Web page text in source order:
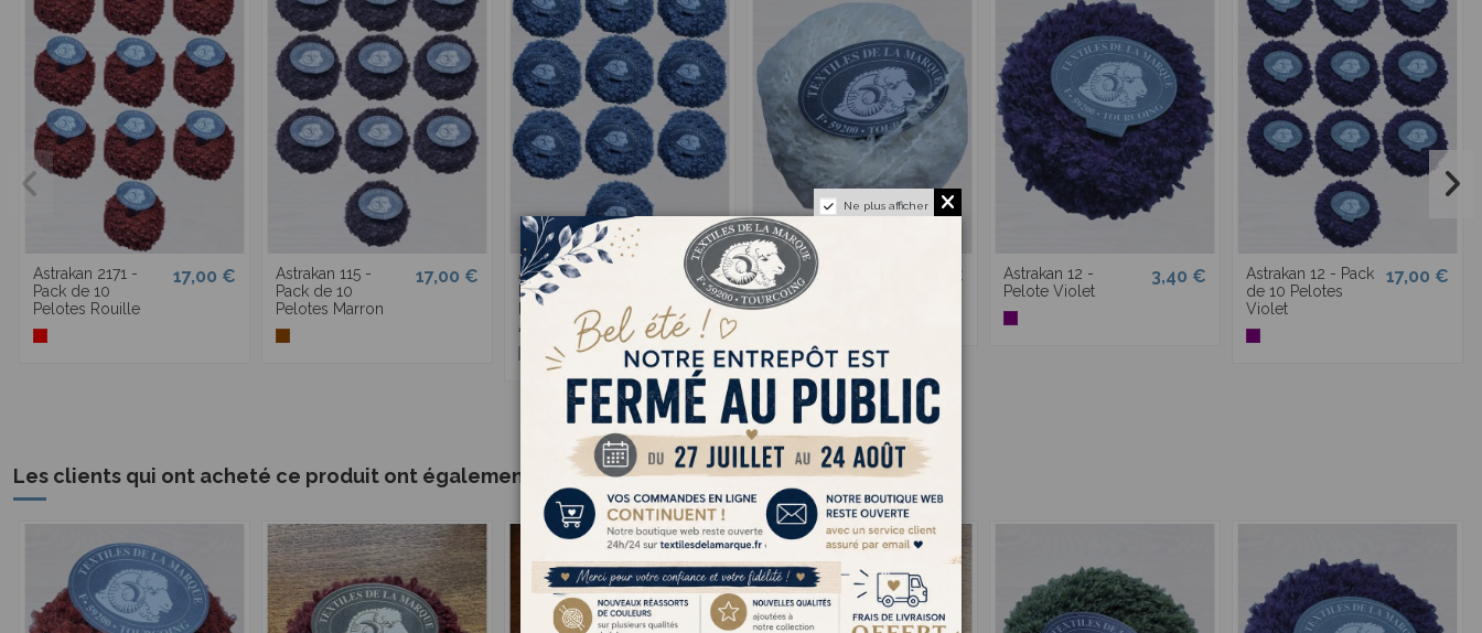
Astrakan 2171 -
Pack de 10
Pelotes Rouille
17,00 €
Astrakan 115 -
Pack de 10
Pelotes Marron
17,00 €
Astrakan 23 -
Pack de 10
Pelotes Gris
Ardoise
17,00 €
Astrakan 10 -
Pelote Ecru
3,40 €
Astrakan 12 -
Pelote Violet
3,40 €
Astrakan 12 - Pack
de 10 Pelotes
Violet
17,00 €
Les clients qui ont acheté ce produit ont également acheté :
Ne plus afficher